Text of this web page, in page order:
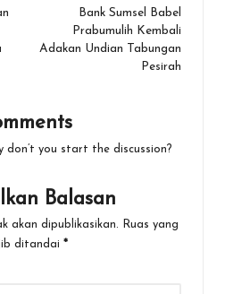
Bank Sumsel Babel
Prabumulih Kembali
Adakan Undian Tabungan
Pesirah
don’t you start the discussion?
Balasan
akan dipublikasikan.
Ruas yang
ditandai *